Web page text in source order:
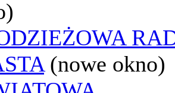
(nowe okno)